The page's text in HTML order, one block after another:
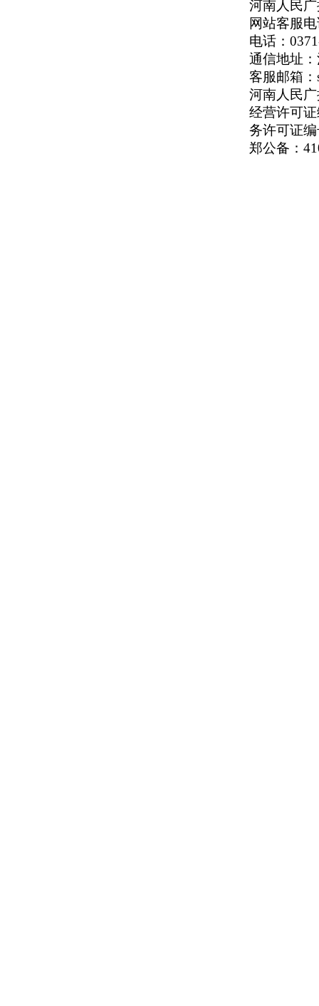
河南人民
网站客服
电话：
通信地址：
客服邮箱：
河南人民
经营许可
务许可证
郑公备：